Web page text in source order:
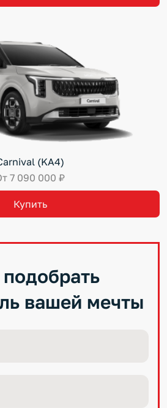
(KA4)
7 090 000 ₽
Купить
вашей мечты